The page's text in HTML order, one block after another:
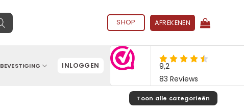
SHOP AFREKENEN
BEVESTIGING INLOGGEN
Toon alle categorieën